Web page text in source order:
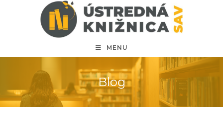
MENU
Blog